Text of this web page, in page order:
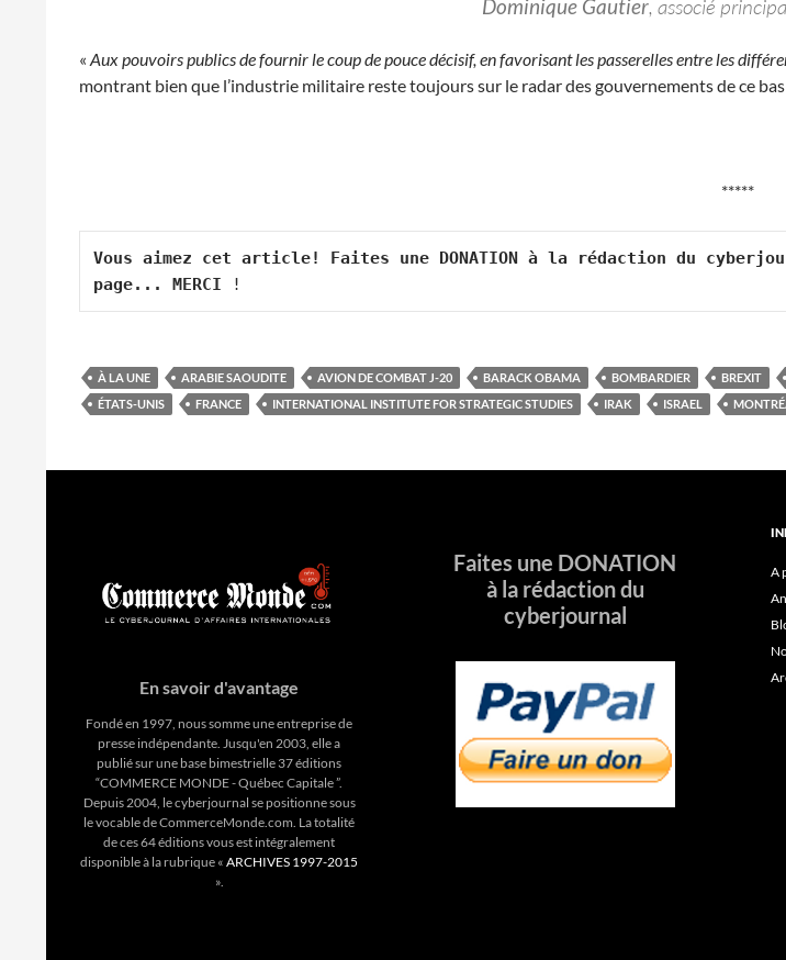
Dominique Gautier, associé
« Aux pouvoirs publics de fournir le coup de pouce décisif, en favorisant les passerelles entre les
montrant bien que l’industrie militaire reste toujours sur le radar des gouvernements de ce
*****
Vous aimez cet article! Faites une DONATION à la rédaction du
page... MERCI !
À LA UNE ARABIE SAOUDITE AVION DE COMBAT J-20 BARACK OBAMA BOMBARDIER BREXIT
ÉTATS-UNIS
FRANCE INTERNATIONAL INSTITUTE FOR STRATEGIC STUDIES IRAK ISRAEL
En savoir d'avantage
Fondé en 1997, nous somme une entreprise de
presse indépendante. Jusqu'en 2003, elle a
publié sur une base bimestrielle 37 éditions
“COMMERCE MONDE - Québec Capitale ”.
Depuis 2004, le cyberjournal se positionne sous
le vocable de CommerceMonde.com. La totalité
de ces 64 éditions vous est intégralement
disponible à la rubrique « ARCHIVES 1997-2015
».
Faites une DONATION
à la rédaction du
cyberjournal
A